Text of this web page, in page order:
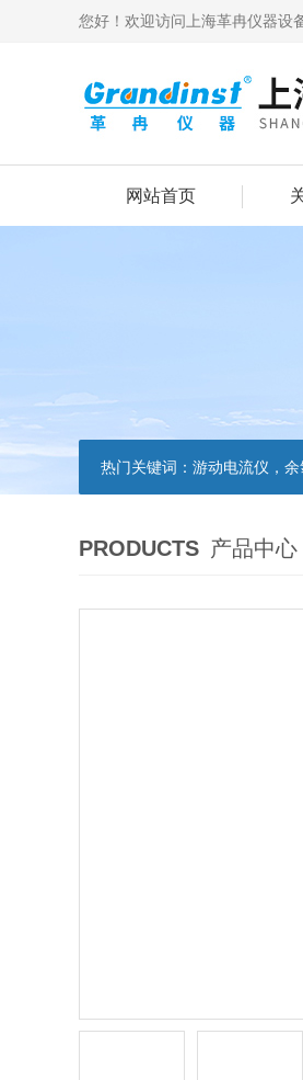
您好！欢迎访问上海革冉仪器设
网站首页
热门关键词： 游动电流仪，余
PRODUCTS 产品中心